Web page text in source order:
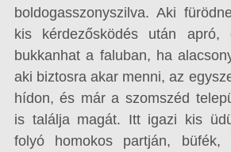
boldogasszonyszilva. Aki
kis kérdezősködés után apró,
bukkanhat a faluban, ha
aki biztosra akar menni, az
hídon, és már a szomszéd
is találja magát. Itt igazi kis
folyó homokos partján, büfék,